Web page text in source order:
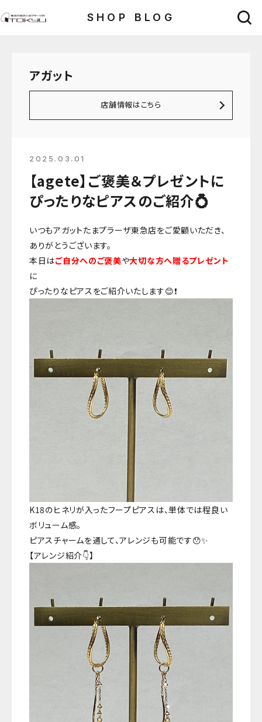
SHOP BLOG
アガット
店舗情報はこちら
2025.03.01
【agete】ご褒美＆プレゼントに
ぴったりなピアスのご紹介💍
いつもアガットたまプラーザ東急店をご愛顧いただき、
ありがとうございます。
本日はご自分へのご褒美や大切な方へ贈るプレゼント
に
ぴったりなピアスをご紹介いたします😊❗
K18のヒネリが入ったフープピアスは、単体では程良い
ボリューム感。
ピアスチャームを通して、アレンジも可能です😯✨
【アレンジ紹介👇】